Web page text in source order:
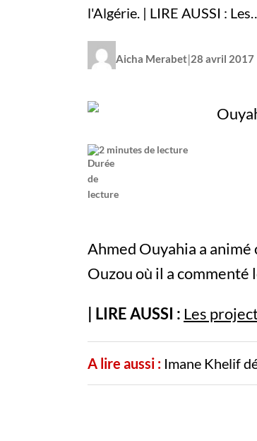
l'Algérie. | LIRE AUSSI :
Aicha Merabet|28 avril 2017
2 minutes de lecture
Ahmed Ouyahia a
Ouzou où il a
| LIRE AUSSI : Les
A lire aussi : Imane Khelif